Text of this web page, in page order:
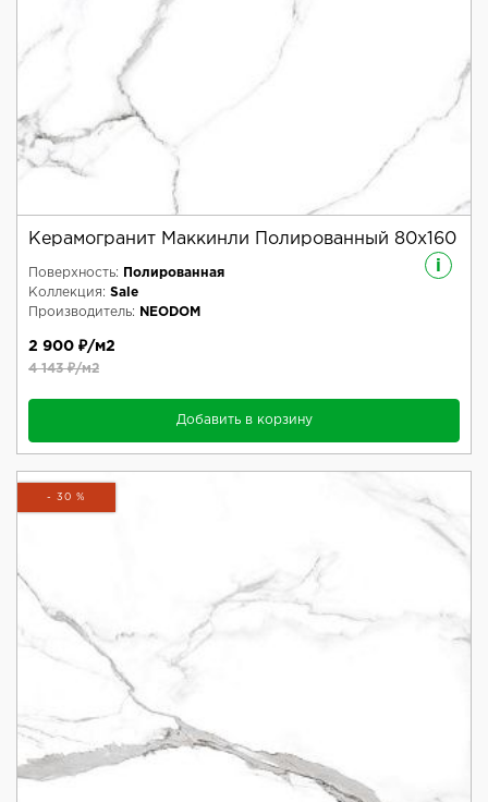
Керамогранит Маккинли Полированный 80x160
i
Поверхность:
Полированная
Коллекция: Sale
Производитель:
NEODOM
2 900 ₽/м2
4 143 ₽/м2
Добавить в корзину
- 30 %